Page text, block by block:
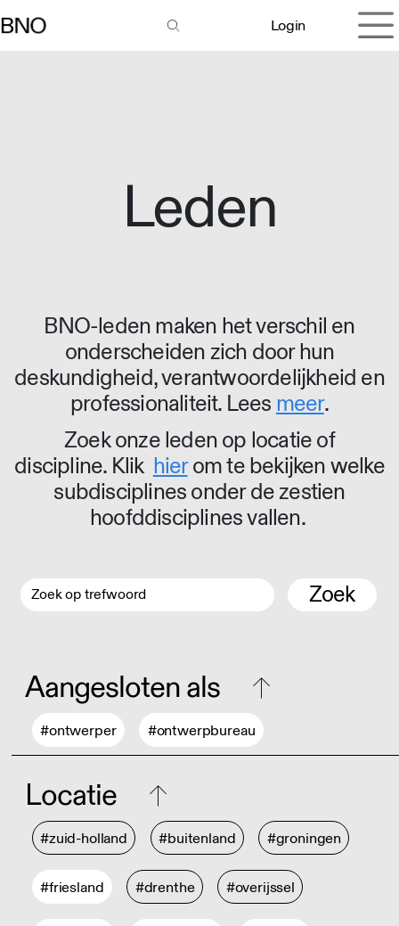
Login
Leden
BNO-leden maken het verschil en
onderscheiden zich door hun
deskundigheid, verantwoordelijkheid en
professionaliteit. Lees meer.
Zoek onze leden op locatie of
discipline. Klik hierom te bekijken welke
subdisciplines onder de zestien
hoofddisciplines vallen.
Zoek
Aangesloten als
#ontwerper #ontwerpbureau
Locatie
#zuid-holland #buitenland #groningen
#friesland #drenthe #overijssel